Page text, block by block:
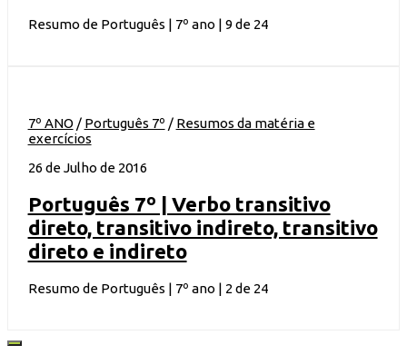
Resumo de Português | 7º ano | 9 de 24
7º ANO / Português 7º / Resumos da matéria e
exercícios
26 de Julho de 2016
Português 7º | Verbo transitivo
direto, transitivo indireto, transitivo
direto e indireto
Resumo de Português | 7º ano | 2 de 24